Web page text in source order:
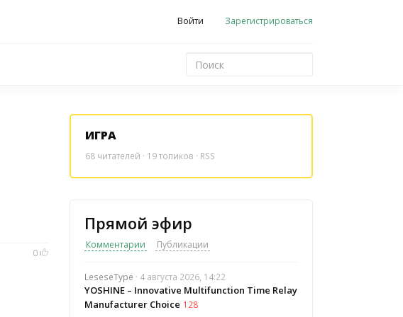
Войти Зарегистрироваться
0
ИГРА
68читателей · 19 топиков · RSS
Прямой эфир
Комментарии Публикации
LeseseType · 4 августа 2026, 14:22
YOSHINE – Innovative Multifunction Time Relay
Manufacturer Choice 128